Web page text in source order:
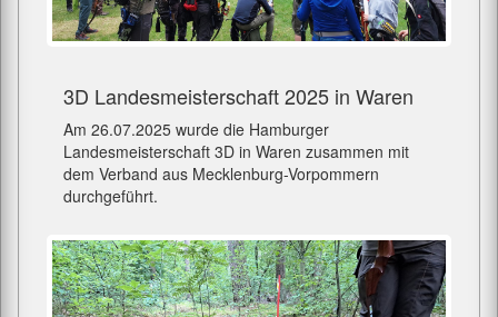
3D Landesmeisterschaft 2025 in Waren
Am 26.07.2025 wurde die Hamburger
Landesmeisterschaft 3D in Waren zusammen mit
dem Verband aus Mecklenburg-Vorpommern
durchgeführt.